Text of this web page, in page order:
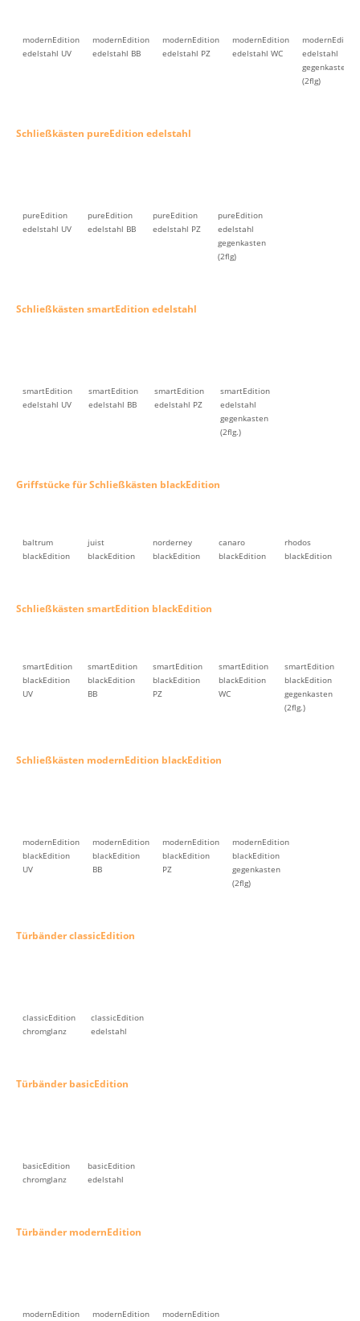
modernEdition
edelstahl UV
modernEdition
edelstahl BB
modernEdition
edelstahl PZ
modernEdition
edelstahl WC
modernEdition
edelstahl
gegenkasten
(2flg)
Schließkästen pureEdition edelstahl
pureEdition
edelstahl UV
pureEdition
edelstahl BB
pureEdition
edelstahl PZ
pureEdition
edelstahl
gegenkasten
(2flg)
Schließkästen smartEdition edelstahl
smartEdition
edelstahl UV
smartEdition
edelstahl BB
smartEdition
edelstahl PZ
smartEdition
edelstahl
gegenkasten
(2flg.)
Griffstücke für Schließkästen blackEdition
baltrum
blackEdition
juist
blackEdition
norderney
blackEdition
canaro
blackEdition
rhodos
blackEdition
Schließkästen smartEdition blackEdition
smartEdition
blackEdition
UV
smartEdition
blackEdition
BB
smartEdition
blackEdition
PZ
smartEdition
blackEdition
WC
smartEdition
blackEdition
gegenkasten
(2flg.)
Schließkästen modernEdition blackEdition
modernEdition
blackEdition
UV
modernEdition
blackEdition
BB
modernEdition
blackEdition
PZ
modernEdition
blackEdition
gegenkasten
(2flg)
Türbänder classicEdition
classicEdition
chromglanz
classicEdition
edelstahl
Türbänder basicEdition
basicEdition
chromglanz
basicEdition
edelstahl
Türbänder modernEdition
modernEdition
modernEdition
modernEdition